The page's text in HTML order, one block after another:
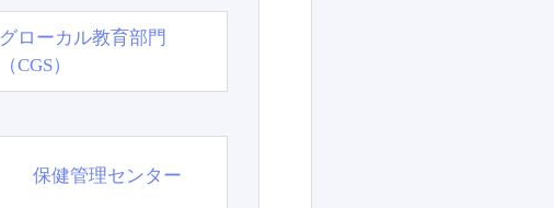
グローカル教育部門
（CGS）
保健管理センター